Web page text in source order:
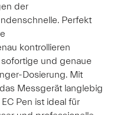
der
Perfekt
kontrollieren
und genaue
Dosierung. Mit
Messgerät langlebig
Pen ist ideal für